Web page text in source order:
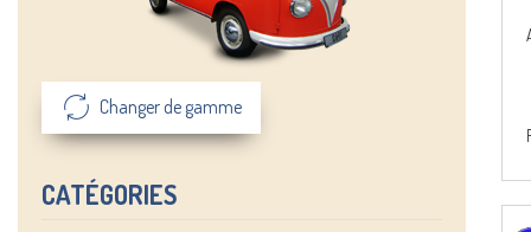
Changer de gamme
CATÉGORIES